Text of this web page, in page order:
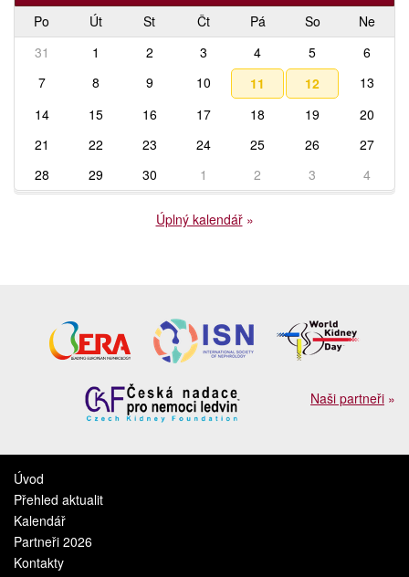
Po
Út St Čt Pá So
Ne
31
1 2 3 4 5
6
7
8 9 10 11 12
13
14
15 16 17 18 19
20
21
22 23 24 25 26
27
28
29 30 1 2 3 4
Úplný kalendář»
Naši partneři »
Úvod
Přehled aktualit
Kalendář
Partneři 2026
Kontakty